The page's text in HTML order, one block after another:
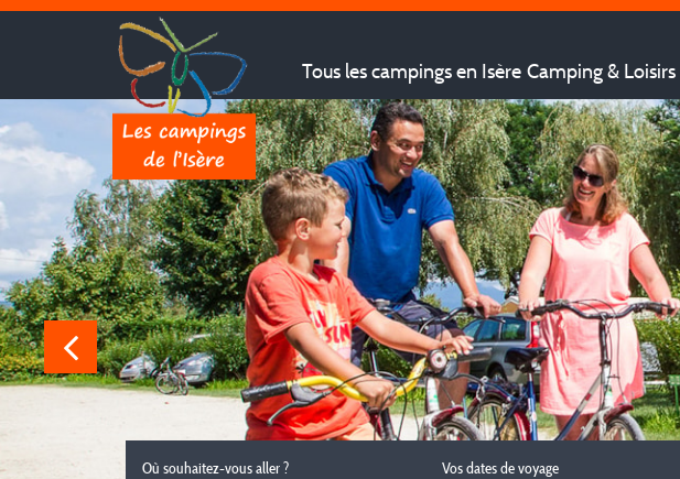
Tous les campings en Isère Camping & Loisirs
Où souhaitez-vous aller ? Vos dates de voyage